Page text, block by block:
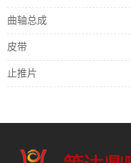
曲轴总成
皮带
止推片